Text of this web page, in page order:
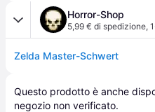
Horror-Shop
5,99 € di spedizione,
Zelda Master-Schwert
Questo prodotto è anche
negozio non verificato.